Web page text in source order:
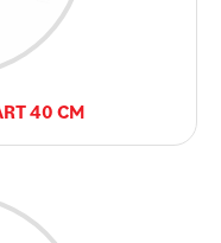
40 CM